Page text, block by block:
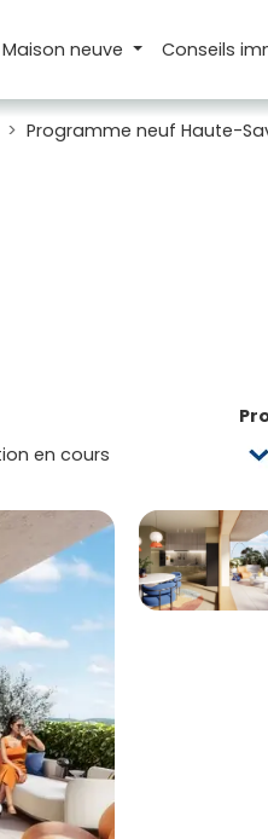
Maison neuve Conseils
Programme neuf Haute-
en cours